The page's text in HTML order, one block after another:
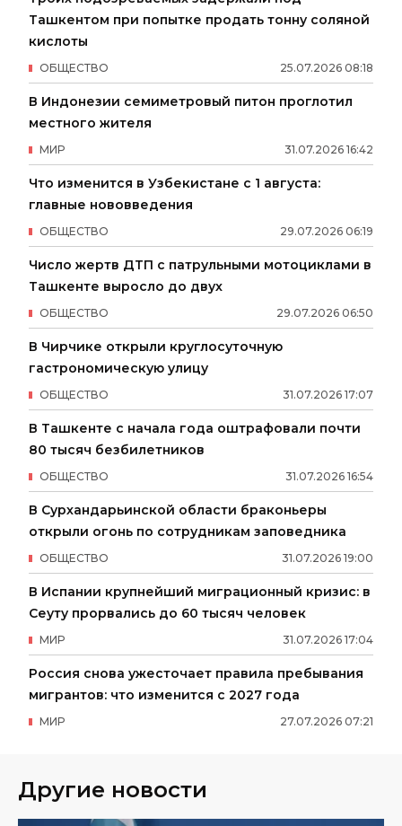
Ташкентом при попытке продать тонну соляной
кислоты
25.07.2026 08:18
ОБЩЕСТВО
В Индонезии семиметровый питон проглотил
местного жителя
31.07.2026 16:42
МИР
Что изменится в Узбекистане с 1 августа:
главные нововведения
29.07.2026 06:19
ОБЩЕСТВО
Число жертв ДТП с патрульными мотоциклами в
Ташкенте выросло до двух
29.07.2026 06:50
ОБЩЕСТВО
В Чирчике открыли круглосуточную
гастрономическую улицу
31.07.2026 17:07
ОБЩЕСТВО
В Ташкенте с начала года оштрафовали почти
80 тысяч безбилетников
31.07.2026 16:54
ОБЩЕСТВО
В Сурхандарьинской области браконьеры
открыли огонь по сотрудникам заповедника
31.07.2026 19:00
ОБЩЕСТВО
В Испании крупнейший миграционный кризис: в
Сеуту прорвались до 60 тысяч человек
31.07.2026 17:04
МИР
Россия снова ужесточает правила пребывания
мигрантов: что изменится с 2027 года
27.07.2026 07:21
МИР
Другие новости